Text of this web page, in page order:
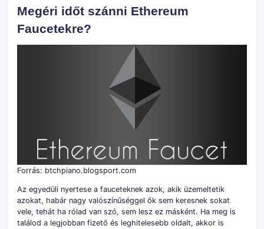
Megéri időt szánni Ethereum
Faucetekre?
Forrás: btchpiano.blogsport.com
Az egyedüli nyertese a fauceteknek azok, akik üzemeltetik
azokat, habár nagy valószínűséggel ők sem keresnek sokat
vele, tehát ha rólad van szó, sem lesz ez másként. Ha meg is
találod a legjobban fizető és leghitelesebb oldalt, akkor is